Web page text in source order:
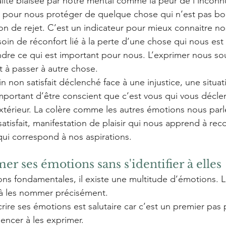
nous protéger de quelque chose qui n’est pas
de rejet. C’est un indicateur pour mieux connaitre
de réconfort lié à la perte d’une chose qui nous
ce qui est important pour nous. L’exprimer nous
passer à autre chose.
non satisfait déclenché face à une injustice, une
d’être conscient que c’est vous qui vous
La colère comme les autres émotions nous
manifestation de plaisir qui nous apprend à
correspond à nos aspirations.
ses émotions sans s'identifier à elles
fondamentales, il existe une multitude d’émotions.
les nommer précisément.
ses émotions est salutaire car c’est un premier
à les exprimer.